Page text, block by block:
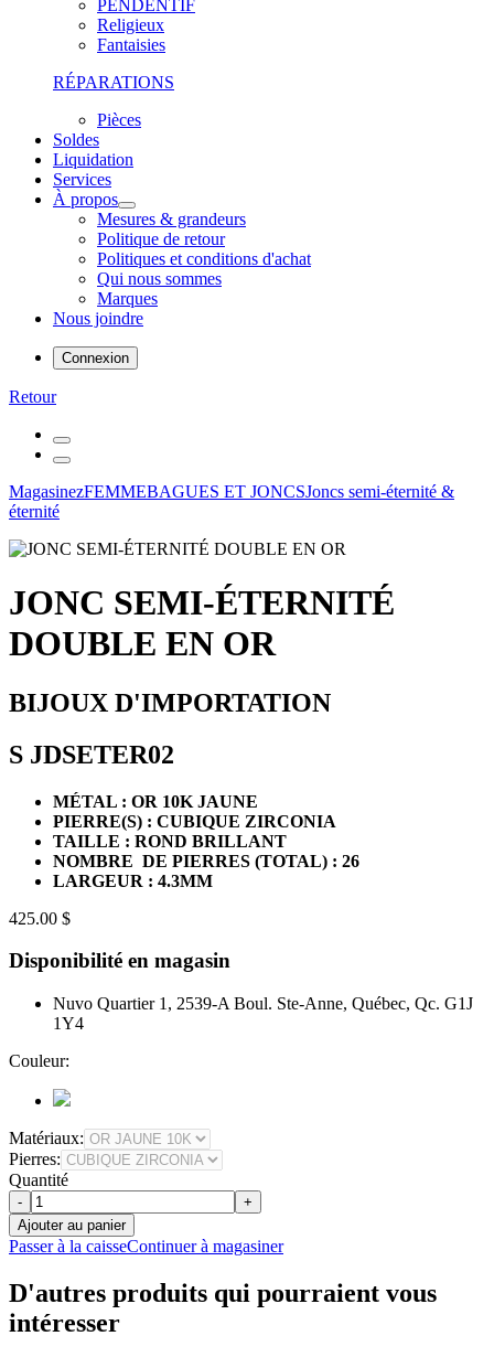
PENDENTIF
Religieux
Fantaisies
RÉPARATIONS
Pièces
Soldes
Liquidation
Services
À propos
Mesures & grandeurs
Politique de retour
Politiques et conditions d'achat
Qui nous sommes
Marques
Nous joindre
Connexion
Retour
MagasinezFEMMEBAGUES ET JONCSJoncs semi-éternité &
éternité
JONC SEMI-ÉTERNITÉ
DOUBLE EN OR
BIJOUX D'IMPORTATION
S JDSETER02
MÉTAL : OR 10K JAUNE
PIERRE(S) : CUBIQUE ZIRCONIA
TAILLE : ROND BRILLANT
NOMBRE DE PIERRES (TOTAL) : 26
LARGEUR : 4.3MM
425.00 $
Disponibilité en magasin
Nuvo Quartier 1, 2539-A Boul. Ste-Anne, Québec, Qc. G1J
1Y4
Couleur:
Matériaux:
Pierres:
Quantité
-
+
Ajouter au panier
Passer à la caisseContinuer à magasiner
D'autres produits qui pourraient vous
intéresser